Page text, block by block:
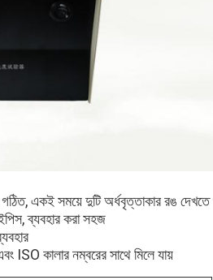
একই সময়ে দুটি অর্ধবৃত্তাকার রঙ দেখতে
ব্যবহার করা সহজ
কালার নম্বরের সাথে মিলে যায়